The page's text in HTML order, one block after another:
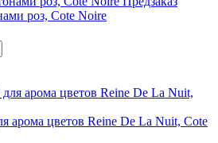
роз, Cote Noire
арома цветов Reine De La Nuit, Cote